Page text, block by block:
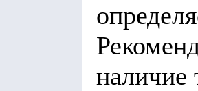
наличие